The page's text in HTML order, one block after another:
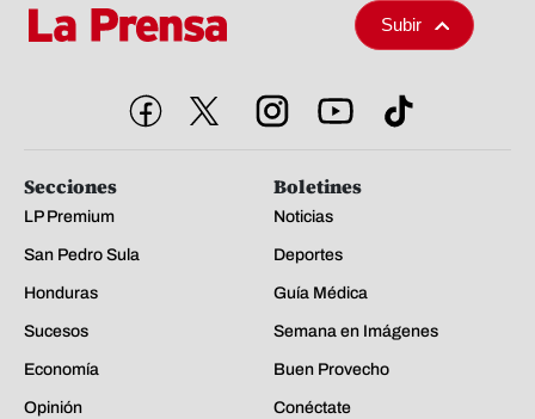
Subir
Secciones
LP Premium
San Pedro Sula
Honduras
Sucesos
Economía
Opinión
Boletines
Noticias
Deportes
Guía Médica
Semana en Imágenes
Buen Provecho
Conéctate